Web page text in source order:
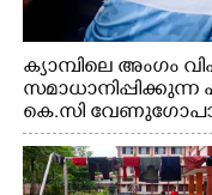
ക്യാമ്പിലെ അംഗം
കെ.സി
എക്സൈസ് വകുപ്പ്